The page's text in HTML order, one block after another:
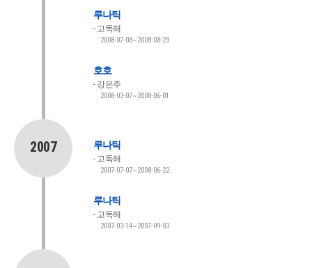
루나틱
고독해
2008-07-08~2008-08-29
호호
강은주
2008-03-07~2008-06-01
2007 루나틱
고독해
2007-07-07~2008-06-22
루나틱
고독해
2007-03-14~2007-09-03